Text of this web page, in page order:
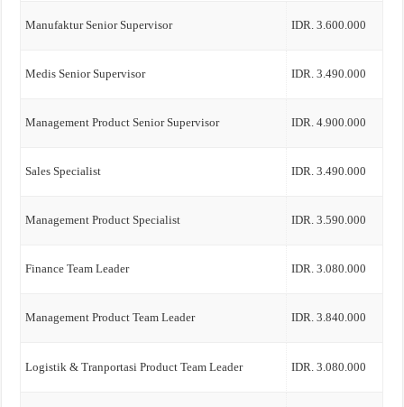
Manufaktur Senior Supervisor IDR. 3.600.000
Medis Senior Supervisor IDR. 3.490.000
Management Product Senior Supervisor IDR. 4.900.000
Sales Specialist IDR. 3.490.000
Management Product Specialist IDR. 3.590.000
Finance Team Leader IDR. 3.080.000
Management Product Team Leader IDR. 3.840.000
Logistik & Tranportasi Product Team Leader IDR. 3.080.000